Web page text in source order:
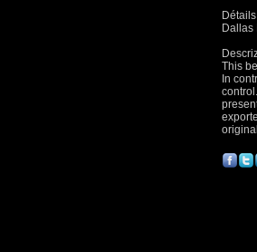
Dallas
This
In